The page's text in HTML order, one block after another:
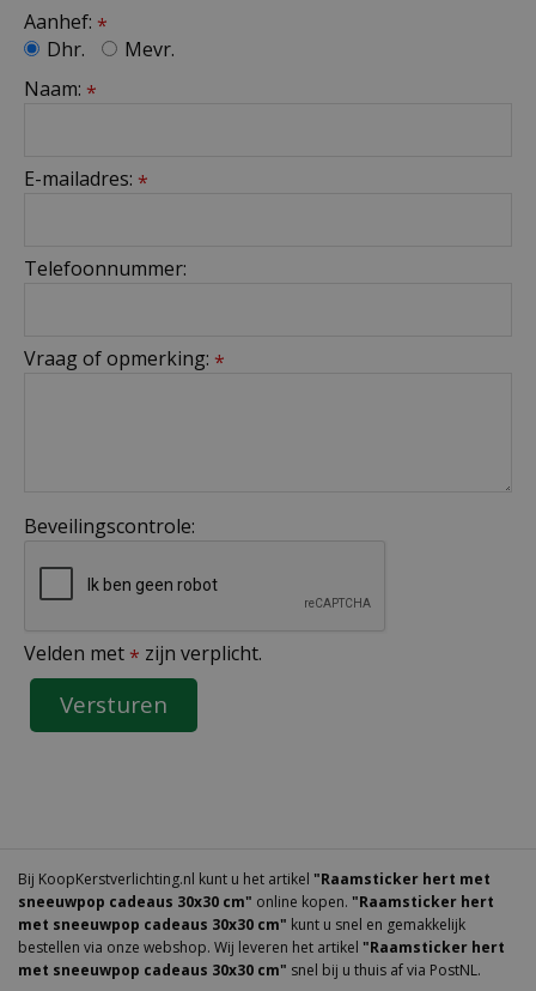
Aanhef: *
Dhr.
Mevr.
Naam: *
E-mailadres: *
Telefoonnummer:
Vraag of opmerking: *
Beveilingscontrole:
Velden met * zijn verplicht.
Bij KoopKerstverlichting.nl kunt u het artikel "Raamsticker hert met
sneeuwpop cadeaus 30x30 cm" online kopen. "Raamsticker hert
met sneeuwpop cadeaus 30x30 cm" kunt u snel en gemakkelijk
bestellen via onze webshop. Wij leveren het artikel "Raamsticker hert
met sneeuwpop cadeaus 30x30 cm" snel bij u thuis af via PostNL.